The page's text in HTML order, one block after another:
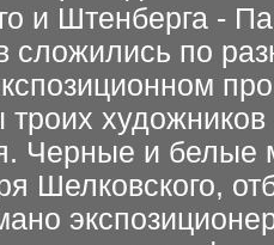
и Штенберга -
сложились по
троих
Черные и белые
Шелковского,